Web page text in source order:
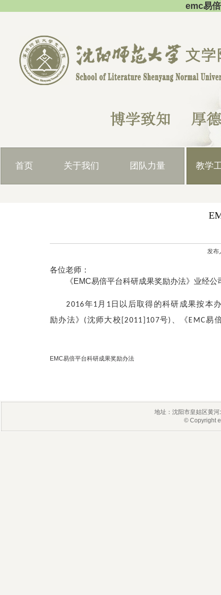
emc易
首页 关于我们 团队力量 教学
发布
各位老师 ：
《EMC易倍平台科研成果奖励办法》业经公
2016年1月1日以后取得的科研成果按本
励办法》(沈师大校[2011]107号)、《EMC易
EMC易倍平台科研成果奖励办法
地址：沈阳市皇姑区黄
© Copyright